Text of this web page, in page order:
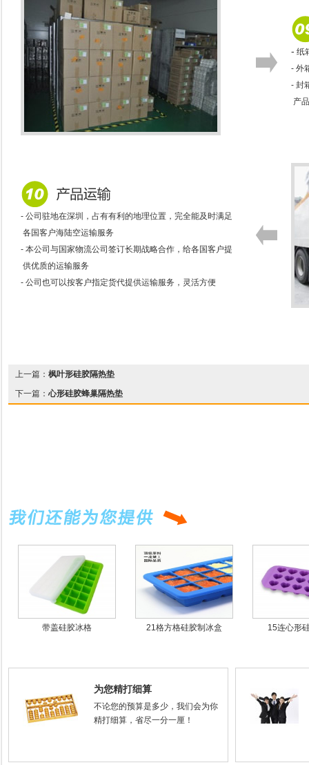
- 纸
- 外
- 封
产
- 公司驻地在深圳，占有有利的地理位置，完全能及时满足
各国客户海陆空运输服务
- 本公司与国家物流公司签订长期战略合作，给各国客户提
供优质的运输服务
- 公司也可以按客户指定货代提供运输服务，灵活方便
上一篇： 枫叶形硅胶隔热垫
下一篇： 心形硅胶蜂巢隔热垫
带盖硅胶冰格 21格方格硅胶制冰盒 15连心形
为您精打细算
不论您的预算是多少，我们会为你
精打细算，省尽一分一厘！